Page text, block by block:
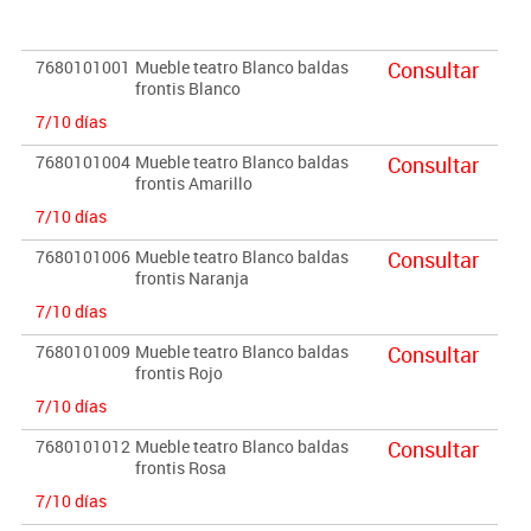
abonará más del 90% del valor de la mercancía.
7680101001 Mueble teatro Blanco baldas
frontis Blanco
7/10 días
Consultar
7680101004 Mueble teatro Blanco baldas
frontis Amarillo
7/10 días
Consultar
7680101006 Mueble teatro Blanco baldas
frontis Naranja
7/10 días
Consultar
7680101009 Mueble teatro Blanco baldas
frontis Rojo
7/10 días
Consultar
7680101012 Mueble teatro Blanco baldas
frontis Rosa
7/10 días
Consultar